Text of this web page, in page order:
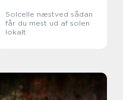
Solcelle næstved sådan
får du mest ud af solen
lokalt